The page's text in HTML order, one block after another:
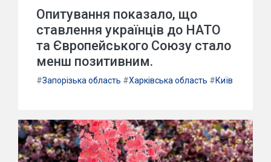
Опитування показало, що
ставлення українців до НАТО
та Європейського Союзу стало
менш позитивним.
#Запорізька область #Харківська область #Київ